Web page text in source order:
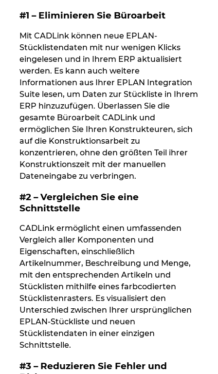
#1 – Eliminieren Sie Büroarbeit
Mit CADLink können neue EPLAN-
Stücklistendaten mit nur wenigen Klicks
eingelesen und in Ihrem ERP aktualisiert
werden. Es kann auch weitere
Informationen aus Ihrer EPLAN Integration
Suite lesen, um Daten zur Stückliste in Ihrem
ERP hinzuzufügen. Überlassen Sie die
gesamte Büroarbeit CADLink und
ermöglichen Sie Ihren Konstrukteuren, sich
auf die Konstruktionsarbeit zu
konzentrieren, ohne den größten Teil ihrer
Konstruktionszeit mit der manuellen
Dateneingabe zu verbringen.
#2 – Vergleichen Sie eine
Schnittstelle
CADLink ermöglicht einen umfassenden
Vergleich aller Komponenten und
Eigenschaften, einschließlich
Artikelnummer, Beschreibung und Menge,
mit den entsprechenden Artikeln und
Stücklisten mithilfe eines farbcodierten
Stücklistenrasters. Es visualisiert den
Unterschied zwischen Ihrer ursprünglichen
EPLAN-Stückliste und neuen
Stücklistendaten in einer einzigen
Schnittstelle.
#3 – Reduzieren Sie Fehler und
Peru
Philippinen
Polen
Portugal
Rumänien
Schweden
Schweiz
Serbien
Slowakei
Slowenien
Spanien
Südafrika
Südkorea
Thailand